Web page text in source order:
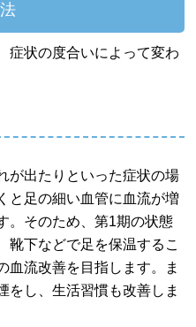
症状の度合いによって変わ
が出たりといった症状の場
と足の細い血管に血流が増
。そのため、第1期の状態
靴下などで足を保温するこ
血流改善を目指します。ま
をし、生活習慣も改善しま